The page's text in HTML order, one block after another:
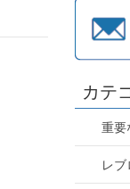
カテ
重要
レブ